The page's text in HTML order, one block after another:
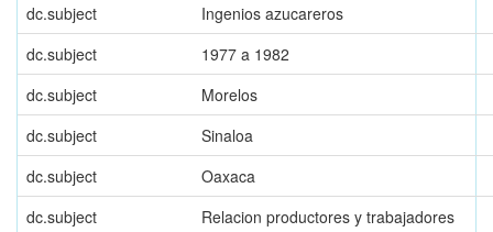
dc.subject
Ingenios azucareros
dc.subject
1977 a 1982
dc.subject
Morelos
dc.subject
Sinaloa
dc.subject
Oaxaca
dc.subject
Relacion productores y trabajadores